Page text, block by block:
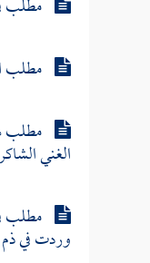
مطلب
مطلب
مطلب
الغني
مطلب
وردت في ذم